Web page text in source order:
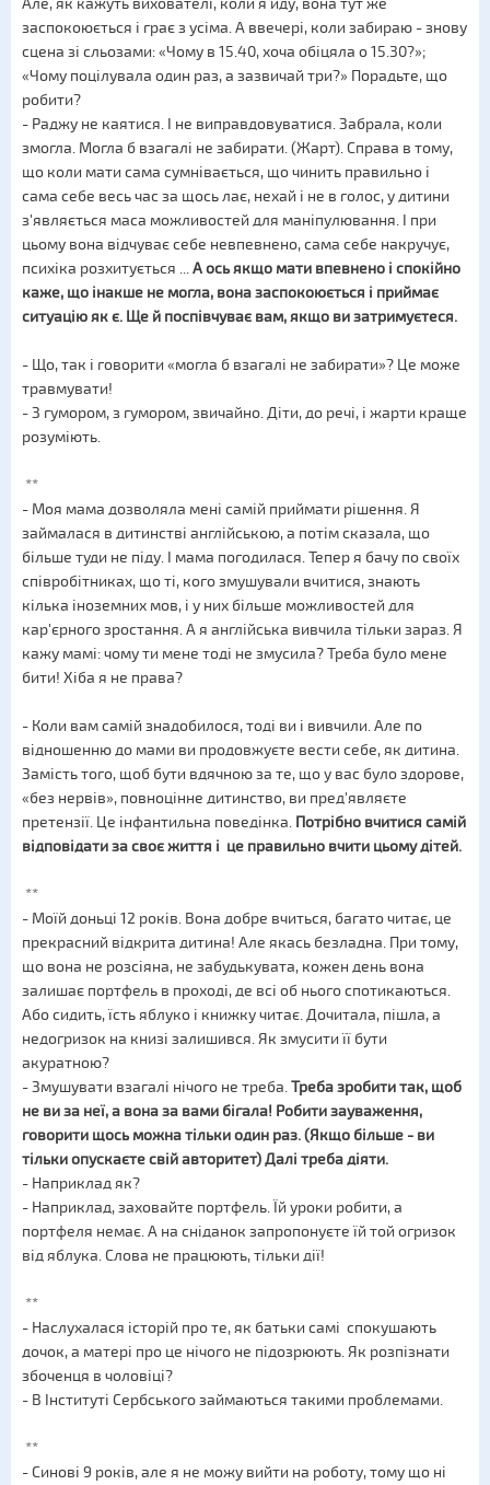
заспокоюється і грає з усіма. А ввечері, коли забираю - знову
сцена зі сльозами: «Чому в 15.40, хоча обіцяла о 15.30?»;
«Чому поцілувала один раз, а зазвичай три?» Порадьте, що
робити?
- Раджу не каятися. І не виправдовуватися. Забрала, коли
змогла. Могла б взагалі не забирати. (Жарт). Справа в тому,
що коли мати сама сумнівається, що чинить правильно і
сама себе весь час за щось лає, нехай і не в голос, у дитини
з'являється маса можливостей для маніпулювання. І при
цьому вона відчуває себе невпевнено, сама себе накручує,
психіка розхитується ...А ось якщо мати впевнено і спокійно
каже, що інакше не могла, вона заспокоюється і приймає
ситуацію як є. Ще й поспівчуває вам, якщо ви затримуєтеся.
- Що, так і говорити «могла б взагалі не забирати»? Це може
травмувати!
- З гумором, з гумором, звичайно. Діти, до речі, і жарти краще
розуміють.
**
- Моя мама дозволяла мені самій приймати рішення. Я
займалася в дитинстві англійською, а потім сказала, що
більше туди не піду. І мама погодилася. Тепер я бачу по своїх
співробітниках, що ті, кого змушували вчитися, знають
кілька іноземних мов, і у них більше можливостей для
кар'єрного зростання. А я англійська вивчила тільки зараз. Я
кажу мамі: чому ти мене тоді не змусила? Треба було мене
бити! Хіба я не права?
- Коли вам самій знадобилося, тоді ви і вивчили. Але по
відношенню до мами ви продовжуєте вести себе, як дитина.
Замість того, щоб бути вдячною за те, що у вас було здорове,
«без нервів», повноцінне дитинство, ви пред'являєте
претензії. Це інфантильна поведінка. Потрібно вчитися самій
відповідати за своє життя і це правильно вчити цьому дітей.
**
- Моїй доньці 12 років. Вона добре вчиться, багато читає, це
прекрасний відкрита дитина! Але якась безладна. При тому,
що вона не розсіяна, не забудькувата, кожен день вона
залишає портфель в проході, де всі об нього спотикаються.
Або сидить, їсть яблуко і книжку читає. Дочитала, пішла, а
недогризок на книзі залишився. Як змусити її бути
акуратною?
- Змушувати взагалі нічого не треба.Треба зробити так, щоб
не ви за неї, а вона за вами бігала! Робити зауваження,
говорити щось можна тільки один раз. (Якщо більше - ви
тільки опускаєте свій авторитет) Далі треба діяти.
- Наприклад як?
- Наприклад, заховайте портфель. Їй уроки робити, а
портфеля немає. А на сніданок запропонуєте їй той огризок
від яблука. Слова не працюють, тільки дії!
**
- Наслухалася історій про те, як батьки самі спокушають
дочок, а матері про це нічого не підозрюють. Як розпізнати
збоченця в чоловіці?
- В Інституті Сербського займаються такими проблемами.
**
- Синові 9 років, але я не можу вийти на роботу, тому що ні